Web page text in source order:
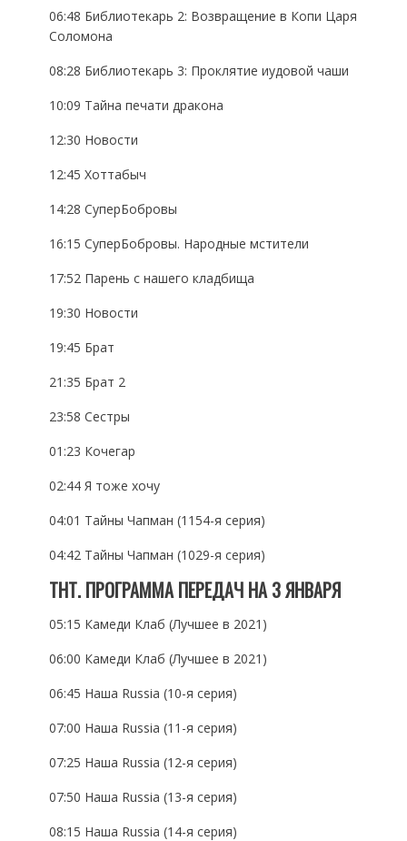
06:48 Библиотекарь 2: Возвращение в Копи Царя
Соломона
08:28 Библиотекарь 3: Проклятие иудовой чаши
10:09 Тайна печати дракона
12:30 Новости
12:45 Хоттабыч
14:28 СуперБобровы
16:15 СуперБобровы. Народные мстители
17:52 Парень с нашего кладбища
19:30 Новости
19:45 Брат
21:35 Брат 2
23:58 Сестры
01:23 Кочегар
02:44 Я тоже хочу
04:01 Тайны Чапман (1154-я серия)
04:42 Тайны Чапман (1029-я серия)
ТНТ. ПРОГРАММА ПЕРЕДАЧ НА 3 ЯНВАРЯ
05:15 Камеди Клаб (Лучшее в 2021)
06:00 Камеди Клаб (Лучшее в 2021)
06:45 Наша Russia (10-я серия)
07:00 Наша Russia (11-я серия)
07:25 Наша Russia (12-я серия)
07:50 Наша Russia (13-я серия)
08:15 Наша Russia (14-я серия)